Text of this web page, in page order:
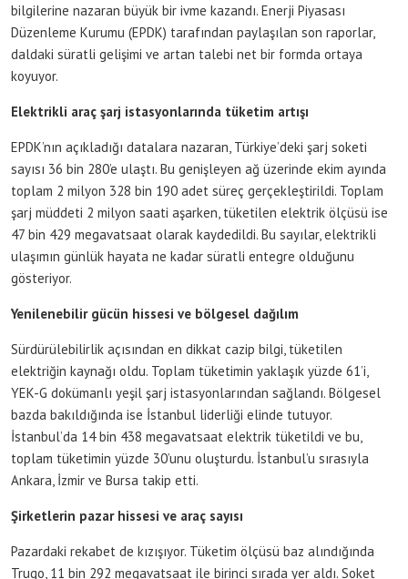
bilgilerine nazaran büyük bir ivme kazandı. Enerji Piyasası
Düzenleme Kurumu (EPDK) tarafından paylaşılan son raporlar,
daldaki süratli gelişimi ve artan talebi net bir formda ortaya
koyuyor.
Elektrikli araç şarj istasyonlarında tüketim artışı
EPDK’nın açıkladığı datalara nazaran, Türkiye’deki şarj soketi
sayısı 36 bin 280’e ulaştı. Bu genişleyen ağ üzerinde ekim ayında
toplam 2 milyon 328 bin 190 adet süreç gerçekleştirildi. Toplam
şarj müddeti 2 milyon saati aşarken, tüketilen elektrik ölçüsü ise
47 bin 429 megavatsaat olarak kaydedildi. Bu sayılar, elektrikli
ulaşımın günlük hayata ne kadar süratli entegre olduğunu
gösteriyor.
Yenilenebilir gücün hissesi ve bölgesel dağılım
Sürdürülebilirlik açısından en dikkat cazip bilgi, tüketilen
elektriğin kaynağı oldu. Toplam tüketimin yaklaşık yüzde 61’i,
YEK-G dokümanlı yeşil şarj istasyonlarından sağlandı. Bölgesel
bazda bakıldığında ise İstanbul liderliği elinde tutuyor.
İstanbul’da 14 bin 438 megavatsaat elektrik tüketildi ve bu,
toplam tüketimin yüzde 30’unu oluşturdu. İstanbul’u sırasıyla
Ankara, İzmir ve Bursa takip etti.
Şirketlerin pazar hissesi ve araç sayısı
Pazardaki rekabet de kızışıyor. Tüketim ölçüsü baz alındığında
Trugo, 11 bin 292 megavatsaat ile birinci sırada yer aldı. Soket